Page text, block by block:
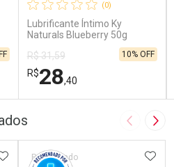
FECHAR
FECHAR
(0)
Lubrificante Íntimo Ky
Naturals Blueberry 50g
R$ 31,59
R$28,40
10% OFF
Por Menos
Imagem
AOS FAVORITOS
Patrocinado